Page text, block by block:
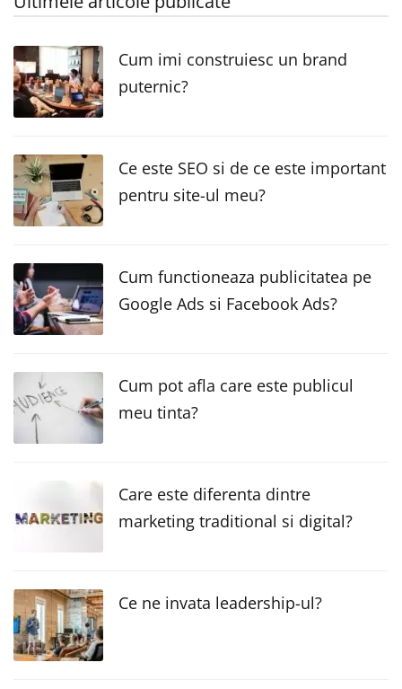
Cum imi construiesc un brand
puternic?
Ce este SEO si de ce este important
pentru site-ul meu?
Cum functioneaza publicitatea pe
Google Ads si Facebook Ads?
Cum pot afla care este publicul
meu tinta?
Care este diferenta dintre
marketing traditional si digital?
Ce ne invata leadership-ul?